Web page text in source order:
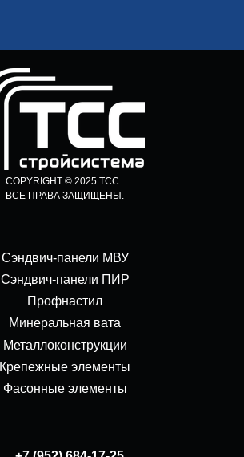
COPYRIGHT © 2025 ТСС.
ВСЕ ПРАВА ЗАЩИЩЕНЫ.
Сэндвич-панели МВУ
Сэндвич-панели ПИР
Профнастил
Минеральная вата
Металлоконструкции
Крепежные элементы
Фасонные элементы